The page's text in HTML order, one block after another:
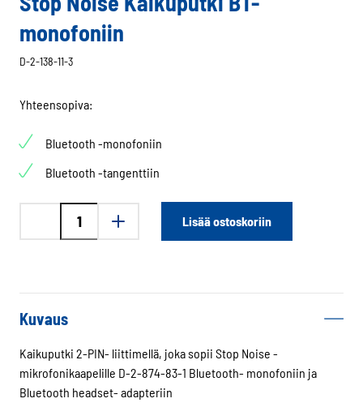
monofoniin
D-2-138-11-3
Yhteensopiva:
Bluetooth -monofoniin
Bluetooth -tangenttiin
monofoniin
Lisää ostoskoriin
Kuvaus
Kaikuputki 2-PIN- liittimellä, joka sopii Stop Noise -
mikrofonikaapelille D-2-874-83-1 Bluetooth- monofoniin ja
Bluetooth headset- adapteriin